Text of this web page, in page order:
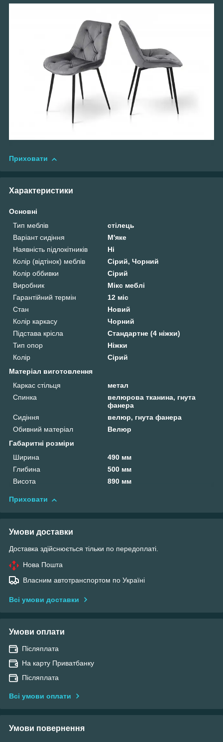
Приховати
Характеристики
Основні
Тип меблів
стілець
Варіант сидіння
М'яке
Наявність підлокітників
Ні
Колір (відтінок) меблів
Сірий, Чорний
Колір оббивки
Сірий
Виробник
Мікс меблі
Гарантійний термін
12 міс
Стан
Новий
Колір каркасу
Чорний
Підстава крісла
Стандартне (4 ніжки)
Тип опор
Ніжки
Колір
Сірий
Матеріал виготовлення
Каркас стільця
метал
Спинка
велюрова тканина, гнута
фанера
Сидіння
велюр, гнута фанера
Обивний матеріал
Велюр
Габаритні розміри
Ширина
490 мм
Глибина
500 мм
Висота
890 мм
Приховати
Умови доставки
Доставка здійснюється тільки по передоплаті.
Нова Пошта
Власним автотранспортом по Україні
Всі умови доставки
Умови оплати
Післяплата
На карту Приватбанку
Післяплата
Всі умови оплати
Умови повернення